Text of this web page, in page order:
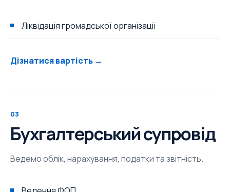
Ліквідація громадської організації
Дізнатися вартість →
03
Бухгалтерський супровід
Ведемо облік, нарахування, податки та звітність.